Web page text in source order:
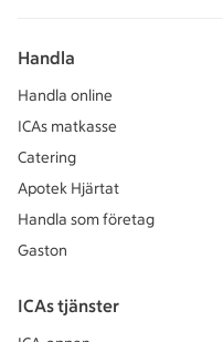
Handla
Handla online
ICAs matkasse
Catering
Apotek Hjärtat
Handla som företag
Gaston
ICAs tjänster